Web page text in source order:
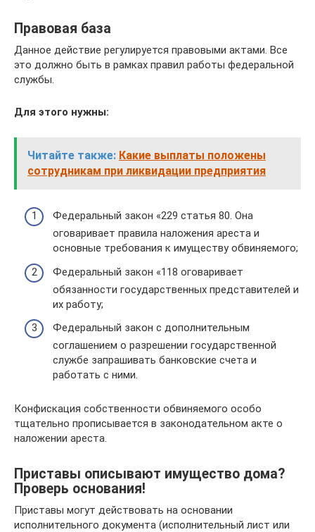
Правовая база
Данное действие регулируется правовыми актами. Все
это должно быть в рамках правил работы федеральной
службы.
Для этого нужны:
Читайте также: Какие выплаты положены
сотрудникам при ликвидации предприятия
Федеральный закон «229 статья 80. Она
оговаривает правила наложения ареста и
основные требования к имуществу обвиняемого;
Федеральный закон «118 оговаривает
обязанности государственных представителей и
их работу;
Федеральный закон с дополнительным
соглашением о разрешении государственной
службе запрашивать банковские счета и
работать с ними.
Конфискация собственности обвиняемого особо
тщательно прописывается в законодательном акте о
наложении ареста.
Приставы описывают имущество дома?
Проверь основания!
Приставы могут действовать на основании
исполнительного документа (исполнительный лист или